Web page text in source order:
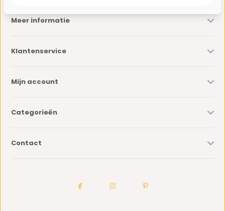
Meer informatie
Klantenservice
Mijn account
Categorieën
Contact